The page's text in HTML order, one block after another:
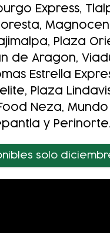
Express,
Plaza
de Aragon,
Estrella
Plaza
Neza, Mundo
y
solo